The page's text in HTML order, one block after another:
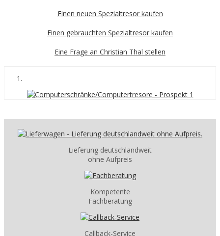
Einen neuen Spezialtresor kaufen
Einen gebrauchten Spezialtresor kaufen
Eine Frage an Christian Thal stellen
Lieferung deutschlandweit
ohne Aufpreis
Kompetente
Fachberatung
Callback-Service